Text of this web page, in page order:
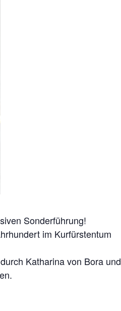
Sonderführung!
im Kurfürstentum
Katharina von Bora und